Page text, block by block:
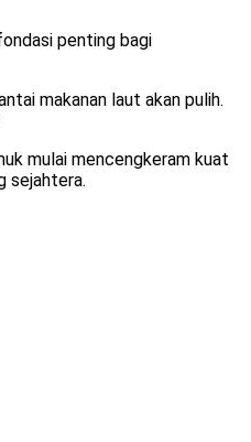
penting bagi
makanan laut akan pulih.
mulai mencengkeram kuat
sejahtera.